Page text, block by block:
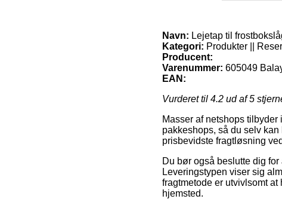
Navn: Lejetap til
Kategori: Produkter ||
Producent:
Varenummer: 605049
EAN:
Vurderet til 4.2 ud af 5
Masser af netshops
pakkeshops, så du selv
prisbevidste fragtløsning
Du bør også beslutte dig
Leveringstypen viser sig
fragtmetode er utvivlsomt
hjemsted.